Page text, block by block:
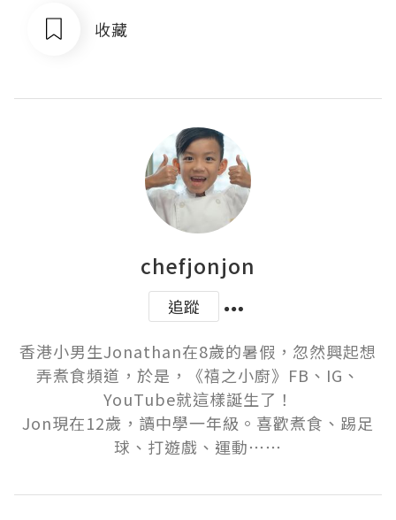
收藏
chefjonjon
追蹤
香港小男生Jonathan在8歲的暑假，忽然興起想
弄煮食頻道，於是，《禧之小廚》FB、IG、
YouTube就這樣誕生了！
Jon現在12歲，讀中學一年級。喜歡煮食、踢足
球、打遊戲、運動⋯⋯